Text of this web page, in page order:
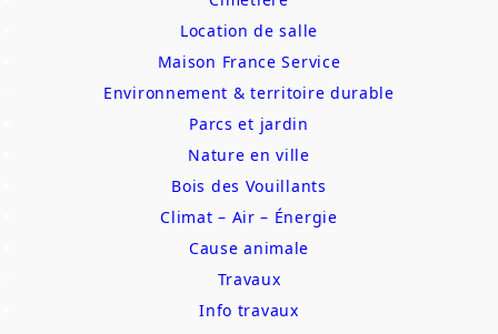
Location de salle
Maison France Service
Environnement & territoire durable
Parcs et jardin
Nature en ville
Bois des Vouillants
Climat – Air – Énergie
Cause animale
Travaux
Info travaux